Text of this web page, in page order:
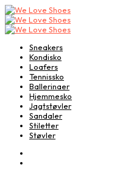
Sneakers
Kondisko
Loafers
Tennissko
Ballerinaer
Hjemmesko
Jagtstøvler
Sandaler
Stiletter
Støvler